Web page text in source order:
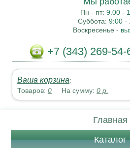
Пн - пт:9.00 -
Суббота:9:00 -
Воскресенье -
+7 (343) 269-54-
Ваша корзина:
Товаров:0 На сумму:0 р.
Главная
Каталог